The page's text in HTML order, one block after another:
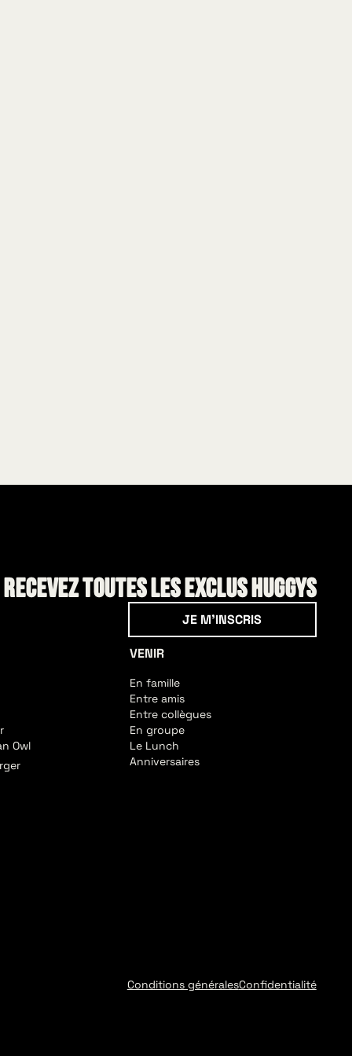
toutes les exclus HUGGYS
JE M'INSCRIS
Owl
VENIR
En famille
Entre amis
Entre collègues
En groupe
Le Lunch
Anniversaires
Conditions généralesConfidentialité